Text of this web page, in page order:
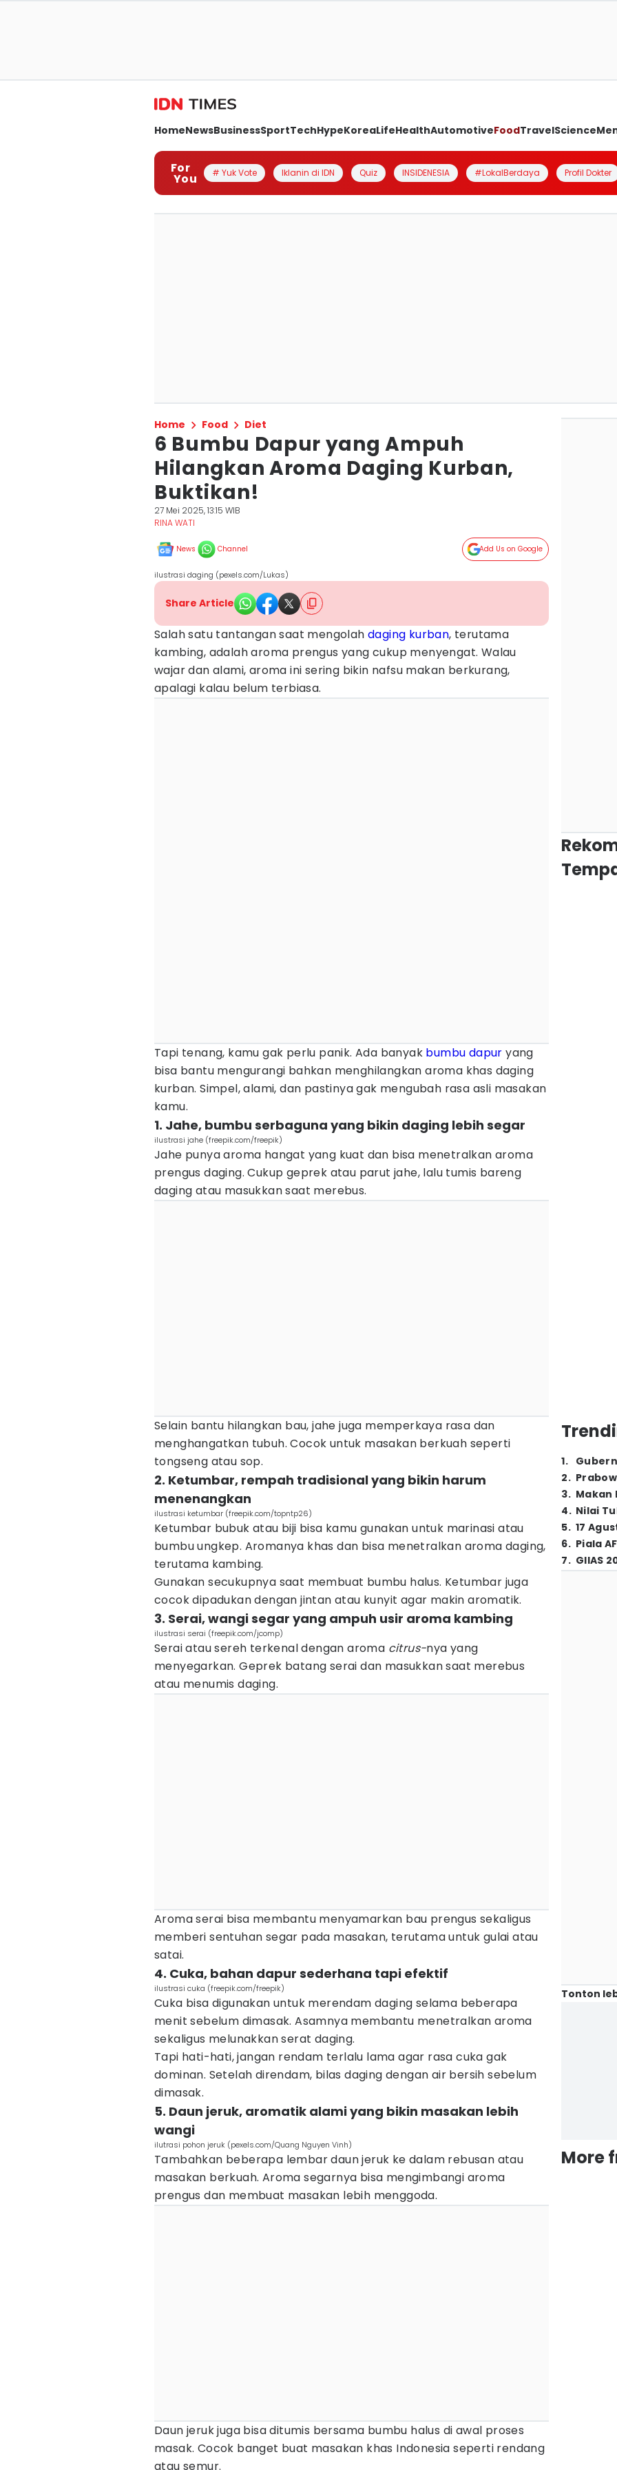
HomeNewsBusinessSportTechHypeKoreaLifeHealthAutomotiveFoodTravelScience
For
You # Yuk Vote Iklanin di IDN Quiz INSIDENESIA #LokalBerdaya Profil Dokter
Home Food Diet
6 Bumbu Dapur yang Ampuh
Hilangkan Aroma Daging Kurban,
Buktikan!
27 Mei 2025, 13:15 WIB
RINA WATI
News Channel Add Us on Google
ilustrasi daging (pexels.com/Lukas)
Share Article
Salah satu tantangan saat mengolah daging kurban, terutama
kambing, adalah aroma prengus yang cukup menyengat. Walau
wajar dan alami, aroma ini sering bikin nafsu makan berkurang,
apalagi kalau belum terbiasa.
Tapi tenang, kamu gak perlu panik. Ada banyak bumbu dapur yang
bisa bantu mengurangi bahkan menghilangkan aroma khas daging
kurban. Simpel, alami, dan pastinya gak mengubah rasa asli masakan
kamu.
1. Jahe, bumbu serbaguna yang bikin daging lebih segar
ilustrasi jahe (freepik.com/freepik)
Jahe punya aroma hangat yang kuat dan bisa menetralkan aroma
prengus daging. Cukup geprek atau parut jahe, lalu tumis bareng
daging atau masukkan saat merebus.
Selain bantu hilangkan bau, jahe juga memperkaya rasa dan
menghangatkan tubuh. Cocok untuk masakan berkuah seperti
tongseng atau sop.
2. Ketumbar, rempah tradisional yang bikin harum
menenangkan
ilustrasi ketumbar (freepik.com/topntp26)
Ketumbar bubuk atau biji bisa kamu gunakan untuk marinasi atau
bumbu ungkep. Aromanya khas dan bisa menetralkan aroma daging,
terutama kambing.
Gunakan secukupnya saat membuat bumbu halus. Ketumbar juga
cocok dipadukan dengan jintan atau kunyit agar makin aromatik.
3. Serai, wangi segar yang ampuh usir aroma kambing
ilustrasi serai (freepik.com/jcomp)
Serai atau sereh terkenal dengan aroma citrus-nya yang
menyegarkan. Geprek batang serai dan masukkan saat merebus
atau menumis daging.
Aroma serai bisa membantu menyamarkan bau prengus sekaligus
memberi sentuhan segar pada masakan, terutama untuk gulai atau
satai.
4. Cuka, bahan dapur sederhana tapi efektif
ilustrasi cuka (freepik.com/freepik)
Cuka bisa digunakan untuk merendam daging selama beberapa
menit sebelum dimasak. Asamnya membantu menetralkan aroma
sekaligus melunakkan serat daging.
Tapi hati-hati, jangan rendam terlalu lama agar rasa cuka gak
dominan. Setelah direndam, bilas daging dengan air bersih sebelum
dimasak.
5. Daun jeruk, aromatik alami yang bikin masakan lebih
wangi
ilutrasi pohon jeruk (pexels.com/Quang Nguyen Vinh)
Tambahkan beberapa lembar daun jeruk ke dalam rebusan atau
masakan berkuah. Aroma segarnya bisa mengimbangi aroma
prengus dan membuat masakan lebih menggoda.
Daun jeruk juga bisa ditumis bersama bumbu halus di awal proses
masak. Cocok banget buat masakan khas Indonesia seperti rendang
atau semur.
1.
2.
3. Makan
4. Nilai
5. 17
6. Piala
7. GIIAS
Tonton
More